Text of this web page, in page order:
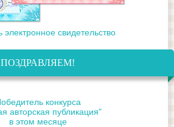
свидетельство
ПОЗДРАВЛЯЕМ!
конкурса
авторская публикация"
в этом месяце